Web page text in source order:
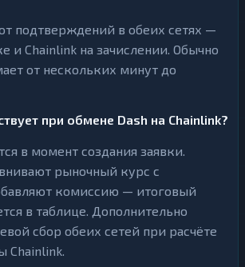
подтверждений в обеих сетях —
и Chainlink на зачислении. Обычно
от нескольких минут до
при обмене Dash на Chainlink?
в момент создания заявки.
рыночный курс с
комиссию — итоговый
в таблице. Дополнительно
сбор обеих сетей при расчёте
Chainlink.